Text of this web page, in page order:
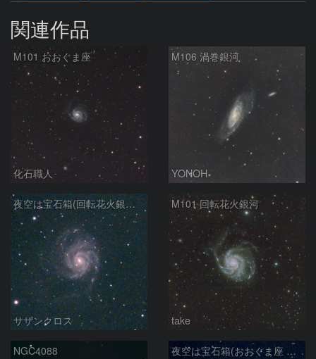
関連作品
M101 おおぐま座
化石職人
M106 渦巻銀河
YONOH
夜空は宝石箱(回転花火銀河 M101) Seestar50
サザンクロス
M101 回転花火銀河
take
NGC4088 夜空は宝石箱(おおぐま座 NGC3198) Seestar50